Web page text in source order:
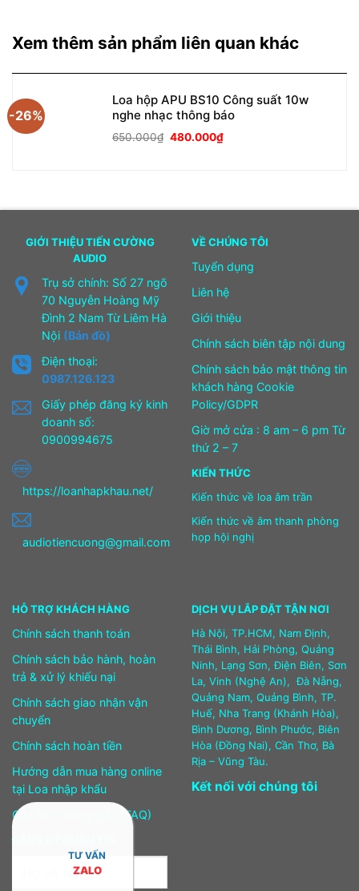
Xem thêm sản phẩm liên quan khác
-26%
Loa hộp APU BS10 Công suất 10w
nghe nhạc thông báo
650.000₫ Giá
gốc
480.000₫Giá
hiện
GIỚI THIỆU TIẾN CƯỜNG
AUDIO
Trụ sở chính: Số 27 ngõ
70 Nguyễn Hoàng Mỹ
Đình 2 Nam Từ Liêm Hà
Nội (Bản đồ)
Điện thoại:
0987.126.123
Giấy phép đăng ký kinh
doanh số:
0900994675
https://loanhapkhau.net/
audiotiencuong@gmail.com
VỀ CHÚNG TÔI
Tuyển dụng
Liên hệ
Giới thiệu
Chính sách biên tập nội dung
Chính sách bảo mật thông tin
khách hàng Cookie
Policy/GDPR
Giờ mở cửa : 8 am – 6 pm Từ
thứ 2 – 7
KIẾN THỨC
Kiến thức về loa âm trần
Kiến thức về âm thanh phòng
họp hội nghị
HỖ TRỢ KHÁCH HÀNG
Chính sách thanh toán
Chính sách bảo hành, hoàn
trả & xử lý khiếu nại
Chính sách giao nhận vận
chuyển
Chính sách hoàn tiền
Hướng dẫn mua hàng online
tại Loa nhập khẩu
Câu hỏi thường gặp (FAQ)
DỊCH VỤ LẮP ĐẶT TẬN NƠI
Hà Nội, TP.HCM, Nam Định,
Thái Bình, Hải Phòng, Quảng
Ninh, Lạng Sơn, Điện Biên, Sơn
La, Vinh (Nghệ An), Đà Nẵng,
Quảng Nam, Quảng Bình, TP.
Huế, Nha Trang (Khánh Hòa),
Bình Dương, Bình Phước, Biên
Hòa (Đồng Nai), Cần Thơ, Bà
Rịa – Vũng Tàu.
Kết nối với chúng tôi
TƯ VẤN
ZALO